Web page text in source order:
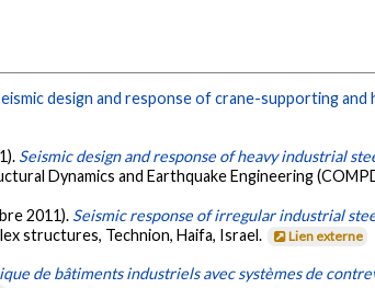
design and response of crane-supporting
Seismic design and response of heavy industrial
Dynamics and Earthquake Engineering
2011). Seismic response of irregular industrial
structures, Technion, Haifa, Israel.
Lien externe
de bâtiments industriels avec systèmes de